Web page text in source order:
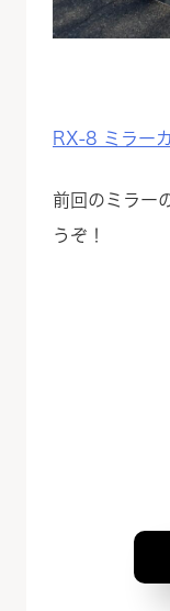
RX-8 ミラー
前回のミラー
うぞ！